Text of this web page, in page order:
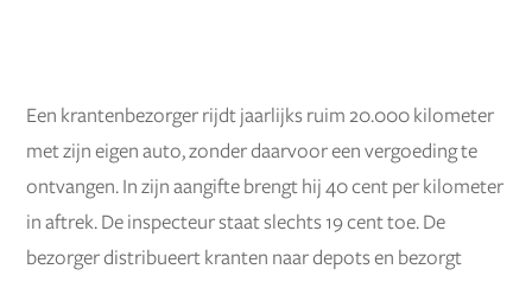
Een krantenbezorger rijdt jaarlijks ruim 20.000 kilometer
met zijn eigen auto, zonder daarvoor een vergoeding te
ontvangen. In zijn aangifte brengt hij 40 cent per kilometer
in aftrek. De inspecteur staat slechts 19 cent toe. De
bezorger distribueert kranten naar depots en bezorgt